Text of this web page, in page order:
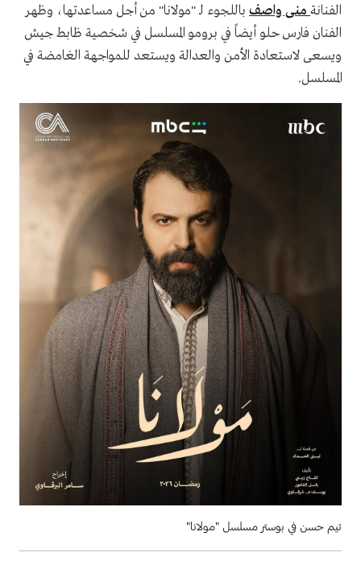
الفنانة منى واصف باللجوء لـ "مولانا" من أجل مساعدتها، وظهر
الفنان فارس حلو أيضاً في برومو المسلسل في شخصية ظابط جيش
ويسعى لاستعادة الأمن والعدالة ويستعد للمواجهة الغامضة في
المسلسل.
تيم حسن في بوستر مسلسل "مولانا"